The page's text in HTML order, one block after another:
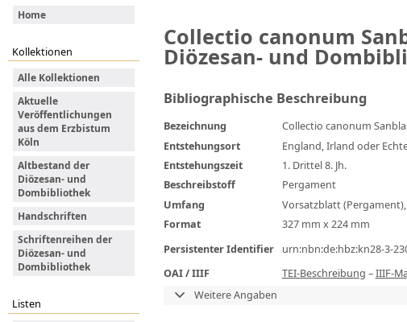
Home
Kollektionen
Alle Kollektionen
Aktuelle
Veröffentlichungen
aus dem Erzbistum
Köln
Altbestand der
Diözesan- und
Dombibliothek
Handschriften
Schriftenreihen der
Diözesan- und
Dombibliothek
Listen
Collectio canonum
Diözesan- und
Bibliographische Beschreibung
Bezeichnung
Collectio canonum
Entstehungsort
England, Irland oder
Entstehungszeit
1. Drittel 8. Jh.
Beschreibstoff
Pergament
Umfang
Vorsatzblatt
Format
327 mm x 224 mm
Persistenter Identifier
urn:nbn:de:hbz:kn28-3-
OAI / IIIF
TEI-Beschreibung –IIIF-
Weitere Angaben